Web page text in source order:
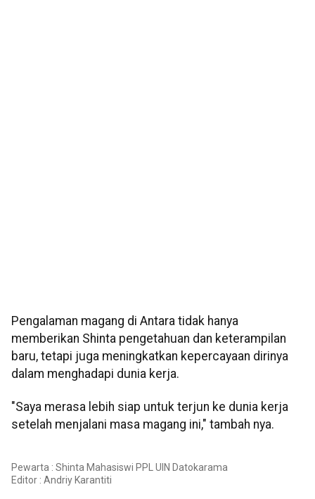
Pengalaman magang di Antara tidak hanya
memberikan Shinta pengetahuan dan keterampilan
baru, tetapi juga meningkatkan kepercayaan dirinya
dalam menghadapi dunia kerja.
"Saya merasa lebih siap untuk terjun ke dunia kerja
setelah menjalani masa magang ini," tambah nya.
Pewarta : Shinta Mahasiswi PPL UIN Datokarama
Editor : Andriy Karantiti